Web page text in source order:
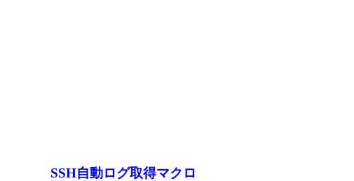
SSH自動ログ取得マクロ